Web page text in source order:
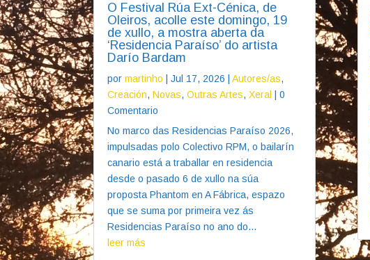
O Festival Rúa Ext-Cénica, de
Oleiros, acolle este domingo, 19
de xullo, a mostra aberta da
‘Residencia Paraíso’ do artista
Darío Bardam
pormartinho |Jul 17, 2026 |Autores/as,
Creación,Novas,Outras Artes,Xeral
| 0
Comentario
No marco das Residencias Paraíso 2026,
impulsadas polo Colectivo RPM, o bailarín
canario está a traballar en residencia
desde o pasado 6 de xullo na súa
proposta Phantom en A Fábrica, espazo
que se suma por primeira vez ás
Residencias Paraíso no ano do...
leer más